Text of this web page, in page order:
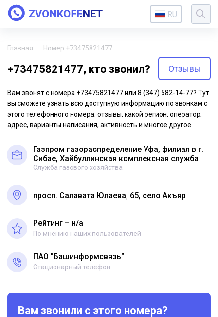
RU
Главная Номер +73475821477
+73475821477, кто звонил? Отзывы
Вам звонят с номера +73475821477 или 8 (347) 582-14-77? Тут
вы сможете узнать всю доступную информацию по звонкам с
этого телефонного номера: отзывы, какой регион, оператор,
адрес, варианты написания, активность и многое другое.
Газпром газораспределение Уфа, филиал в г.
Сибае, Хайбуллинская комплексная служба
Служба газового хозяйства
просп. Салавата Юлаева, 65, село Акъяр
Рейтинг – н/a
По мнению наших пользователей
ПАО "Башинформсвязь"
Стационарный телефон
Вам звонили с этого номера?